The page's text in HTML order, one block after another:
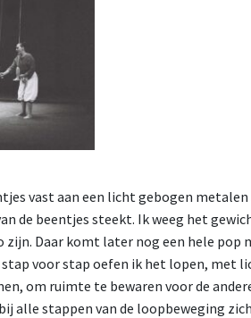
vast aan een licht gebogen
de beentjes steekt. Ik weeg het
zijn. Daar komt later nog een hele pop
voor stap oefen ik het lopen, met
om ruimte te bewaren voor de
alle stappen van de loopbeweging